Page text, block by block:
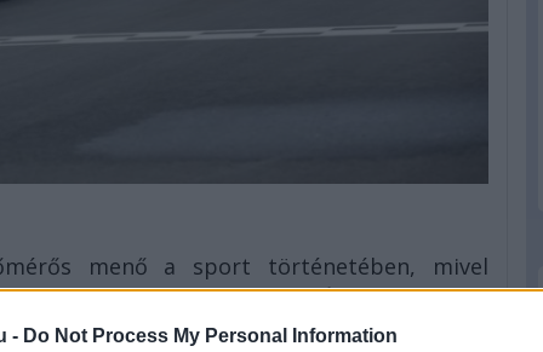
- Do Not Process My Personal Information
menő a sport történetében, mivel
viszont küszködik ezzel. Úgy gondolom,
egy e-mailben, amit a minap küldtem a